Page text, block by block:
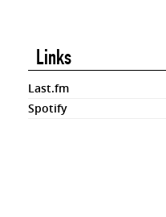
Links
Last.fm
Spotify